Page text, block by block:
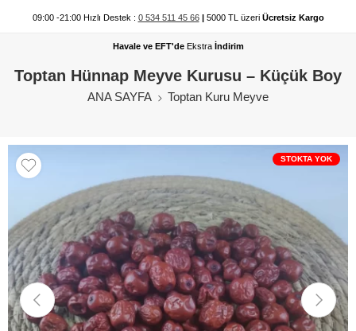
09:00 -21:00 Hızlı Destek : 0 534 511 45 66 |5000 TL üzeri Ücretsiz Kargo
Havale ve EFT'de Ekstraİndirim
Toptan Hünnap Meyve Kurusu – Küçük Boy
ANA SAYFA Toptan Kuru Meyve
STOKTA YOK